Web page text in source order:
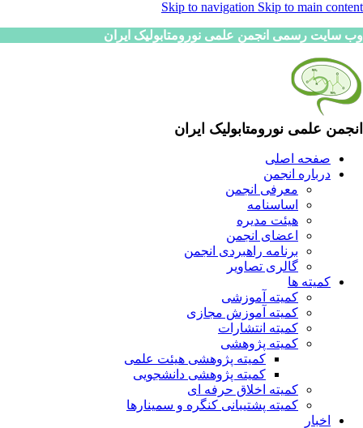
Skip to navigation Skip to main content
وب سایت رسمی انجمن علمی نورومتابولیک ایران
انجمن علمی نورومتابولیک ایران
صفحه اصلی
درباره انجمن
معرفی انجمن
اساسنامه
هیئت مدیره
اعضای انجمن
برنامه راهبردی انجمن
گالری تصاویر
کمیته ها
کمیته آموزشی
کمیته آموزش مجازی
کمیته انتشارات
کمیته پژوهشی
کمیته پژوهشی هیئت علمی
کمیته پژوهشی دانشجویی
کمیته اخلاق حرفه ای
کمیته پشتیبانی کنگره و سمینارها
اخبار